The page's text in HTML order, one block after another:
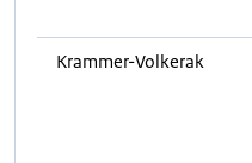
Krammer-Volkerak